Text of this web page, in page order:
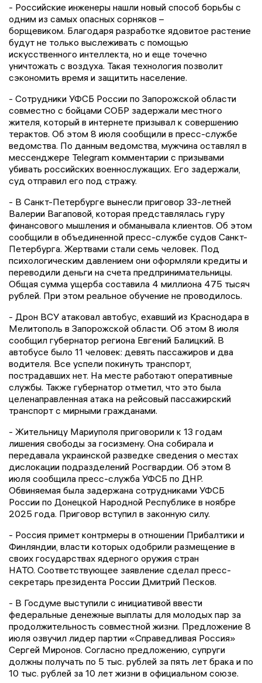
- Российские инженеры нашли новый способ борьбы с
одним из самых опасных сорняков –
борщевиком. Благодаря разработке ядовитое растение
будут не только выслеживать с помощью
искусственного интеллекта, но и еще точечно
уничтожать с воздуха. Такая технология позволит
сэкономить время и защитить население.
- Сотрудники УФСБ России по Запорожской области
совместно с бойцами СОБР задержали местного
жителя, который в интернете призывал к совершению
терактов. Об этом 8 июля сообщили в пресс-службе
ведомства. По данным ведомства, мужчина оставлял в
мессенджере Telegram комментарии с призывами
убивать российских военнослужащих. Его задержали,
суд отправил его под стражу.
- В Санкт-Петербурге вынесли приговор 33-летней
Валерии Вагаповой, которая представлялась гуру
финансового мышления и обманывала клиентов. Об этом
сообщили в объединенной пресс-службе судов Санкт-
Петербурга. Жертвами стали семь человек. Под
психологическим давлением они оформляли кредиты и
переводили деньги на счета предпринимательницы.
Общая сумма ущерба составила 4 миллиона 475 тысяч
рублей. При этом реальное обучение не проводилось.
- Дрон ВСУ атаковал автобус, ехавший из Краснодара в
Мелитополь в Запорожской области. Об этом 8 июля
сообщил губернатор региона Евгений Балицкий. В
автобусе было 11 человек: девять пассажиров и два
водителя. Все успели покинуть транспорт,
пострадавших нет. На месте работают оперативные
службы. Также губернатор отметил, что это была
целенаправленная атака на рейсовый пассажирский
транспорт с мирными гражданами.
- Жительницу Мариуполя приговорили к 13 годам
лишения свободы за госизмену. Она собирала и
передавала украинской разведке сведения о местах
дислокации подразделений Росгвардии. Об этом 8
июля сообщила пресс-служба УФСБ по ДНР.
Обвиняемая была задержана сотрудниками УФСБ
России по Донецкой Народной Республике в ноябре
2025 года. Приговор вступил в законную силу.
- Россия примет контрмеры в отношении Прибалтики и
Финляндии, власти которых одобрили размещение в
своих государствах ядерного оружия стран
НАТО. Соответствующее заявление сделал пресс-
секретарь президента России Дмитрий Песков.
- В Госдуме выступили с инициативой ввести
федеральные денежные выплаты для молодых пар за
продолжительность совместной жизни. Предложение 8
июля озвучил лидер партии «Справедливая Россия»
Сергей Миронов. Согласно предложению, супруги
должны получать по 5 тыс. рублей за пять лет брака и по
10 тыс. рублей за 10 лет жизни в официальном союзе.